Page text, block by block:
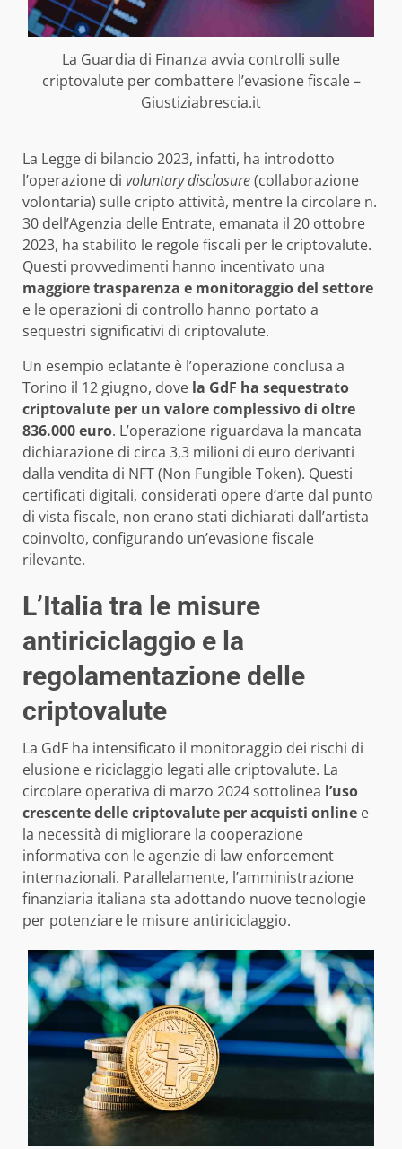
La Guardia di Finanza avvia controlli sulle
criptovalute per combattere l’evasione fiscale –
Giustiziabrescia.it
La Legge di bilancio 2023, infatti, ha introdotto
l’operazione di voluntary disclosure(collaborazione
volontaria) sulle cripto attività, mentre la circolare n.
30 dell’Agenzia delle Entrate, emanata il 20 ottobre
2023, ha stabilito le regole fiscali per le criptovalute.
Questi provvedimenti hanno incentivato una
maggiore trasparenza e monitoraggio del settore
e le operazioni di controllo hanno portato a
sequestri significativi di criptovalute.
Un esempio eclatante è l’operazione conclusa a
Torino il 12 giugno, dove la GdF ha sequestrato
criptovalute per un valore complessivo di oltre
836.000 euro. L’operazione riguardava la mancata
dichiarazione di circa 3,3 milioni di euro derivanti
dalla vendita di NFT (Non Fungible Token). Questi
certificati digitali, considerati opere d’arte dal punto
di vista fiscale, non erano stati dichiarati dall’artista
coinvolto, configurando un’evasione fiscale
rilevante.
L’Italia tra le misure
antiriciclaggio e la
regolamentazione delle
criptovalute
La GdF ha intensificato il monitoraggio dei rischi di
elusione e riciclaggio legati alle criptovalute. La
circolare operativa di marzo 2024 sottolinea l’uso
crescente delle criptovalute per acquisti online e
la necessità di migliorare la cooperazione
informativa con le agenzie di law enforcement
internazionali. Parallelamente, l’amministrazione
finanziaria italiana sta adottando nuove tecnologie
per potenziare le misure antiriciclaggio.